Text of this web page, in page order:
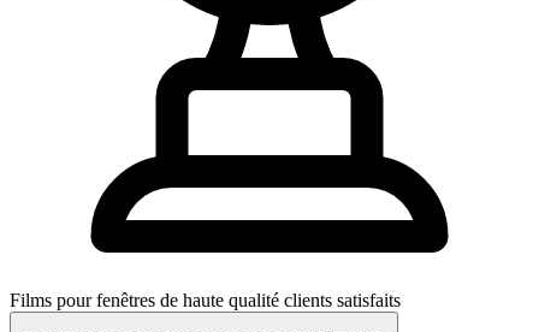
Films pour fenêtres de haute qualité clients satisfaits